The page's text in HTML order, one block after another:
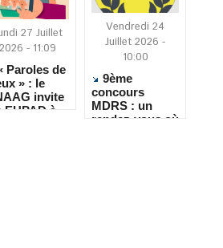
27 Juillet
2026 - 11:09
Paroles de
» : le
invite
EHPAD à
Vendredi 24
Juillet 2026 -
10:00
9ème
concours
MDRS : un
rendez-vous où